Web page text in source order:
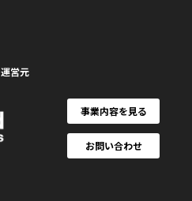
運営元
事業内容を見る
お問い合わせ